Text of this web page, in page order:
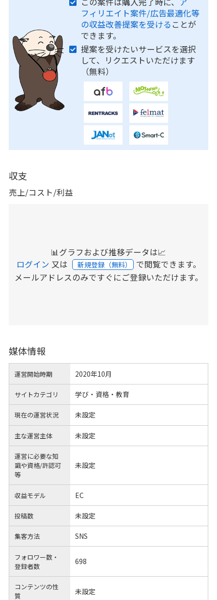
フィリエイト案件/広告最適化等
の収益改善提案を受ける ことが
できます。
提案を受けたいサービスを選択
して、リクエストいただけます
（無料）
収支
売上/コスト/利益
📊グラフおよび推移データは📈
ログイン 又は 新規登録（無料） で閲覧できます。
メールアドレスのみですぐにご登録いただけます。
媒体情報
運営開始時期 2020年10月
サイトカテゴリ 学び・資格・教育
現在の運営状況 未設定
主な運営主体 未設定
運営に必要な知
識や資格/許認可
等
未設定
収益モデル EC
投稿数 未設定
集客方法 SNS
フォロワー数・
登録者数
698
コンテンツの性
質
未設定